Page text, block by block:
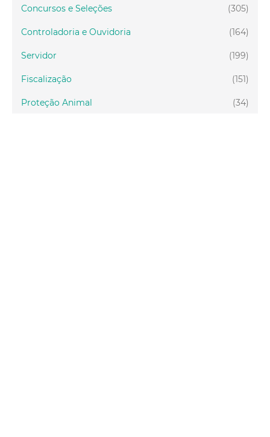
(305)
Concursos e Seleções
(164)
Controladoria e Ouvidoria
(199)
Servidor
(151)
Fiscalização
(34)
Proteção Animal